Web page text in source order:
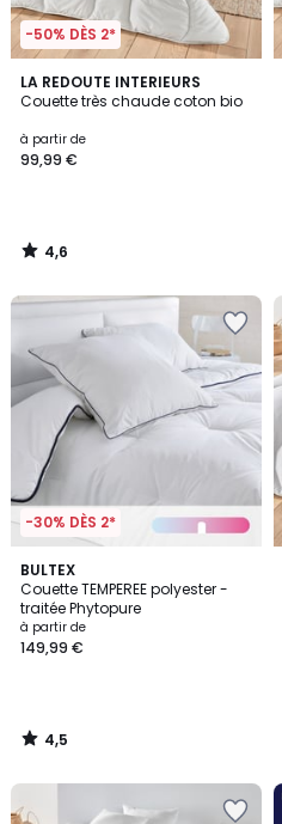
-50% DÈS 2*
LA REDOUTE INTERIEURS
Couette très chaude coton bio
à partir de
99,99 €
4,6
/ 5
4,6
/
-30% DÈS 2*
BULTEX
Couette TEMPEREE polyester -
traitée Phytopure
à partir de
149,99 €
4,5
/ 5
4,5
/